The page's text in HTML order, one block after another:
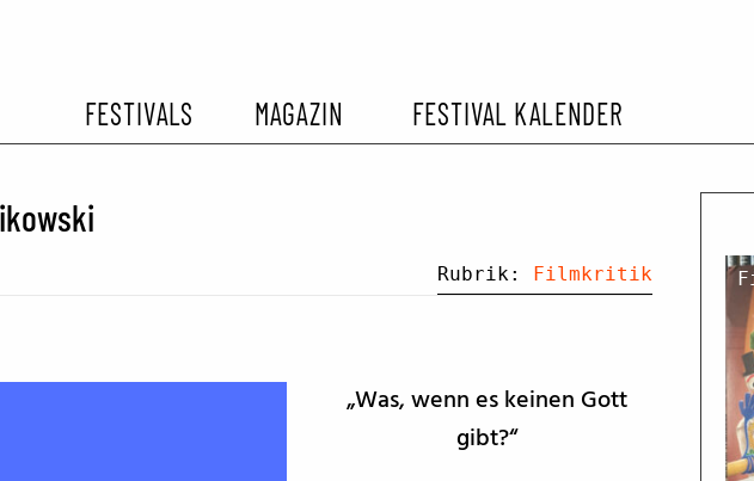
FESTIVALS
ARCHIV EHEMALIGER FILMFESTIVALS
MAGAZIN
FESTIVALBERICHTE
FESTIVAL KALENDER
Rubrik: Filmkritik
„Was, wenn es keinen Gott
gibt?“